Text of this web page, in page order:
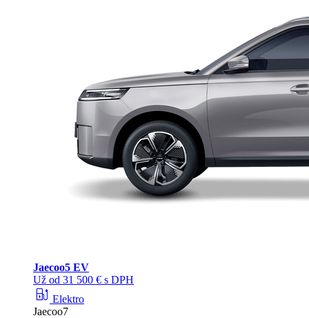
Jaecoo5 EV
Už od 31 500 € s DPH
ev_station Elektro
Jaecoo7